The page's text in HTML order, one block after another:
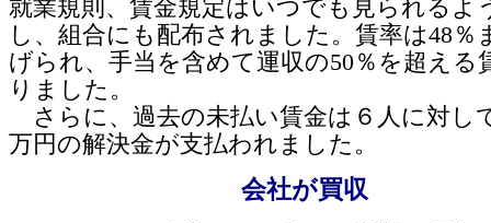
就業規則、賃金規定はいつでも見られるよ
し、組合にも配布されました。賃率は48％
げられ、手当を含めて運収の50％を超える
りました。
さらに、過去の未払い賃金は６人に対し
万円の解決金が支払われました。
会社が買収